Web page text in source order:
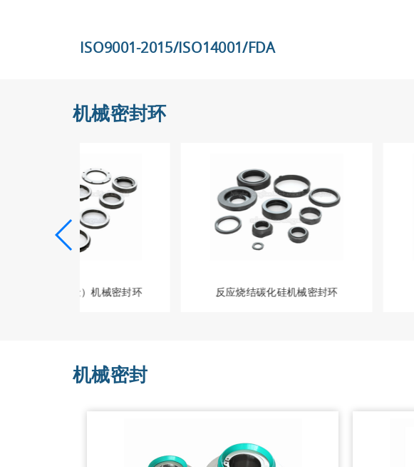
ISO9001-2015/ISO14001/FDA
机械密封环
碳化钨(硬质合金）机械密封环 反应烧结碳化硅机械密封环
机械密封